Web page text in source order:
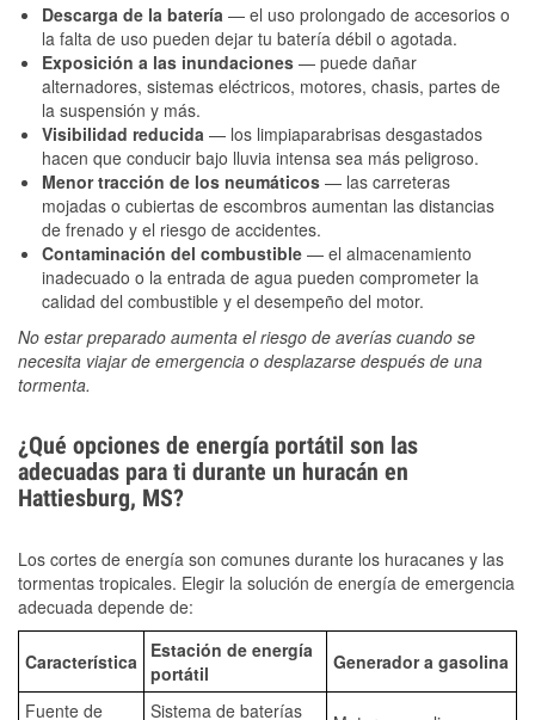
Descarga de la batería — el uso prolongado de accesorios o
la falta de uso pueden dejar tu batería débil o agotada.
Exposición a las inundaciones — puede dañar
alternadores, sistemas eléctricos, motores, chasis, partes de
la suspensión y más.
Visibilidad reducida — los limpiaparabrisas desgastados
hacen que conducir bajo lluvia intensa sea más peligroso.
Menor tracción de los neumáticos — las carreteras
mojadas o cubiertas de escombros aumentan las distancias
de frenado y el riesgo de accidentes.
Contaminación del combustible — el almacenamiento
inadecuado o la entrada de agua pueden comprometer la
calidad del combustible y el desempeño del motor.
No estar preparado aumenta el riesgo de averías cuando se
necesita viajar de emergencia o desplazarse después de una
tormenta.
¿Qué opciones de energía portátil son las
adecuadas para ti durante un huracán en
Hattiesburg, MS?
Los cortes de energía son comunes durante los huracanes y las
tormentas tropicales. Elegir la solución de energía de emergencia
adecuada depende de:
Característica
Estación de energía
portátil
Generador a gasolina
Fuente de Sistema de baterías